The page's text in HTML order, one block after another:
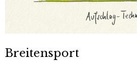
Breitensport